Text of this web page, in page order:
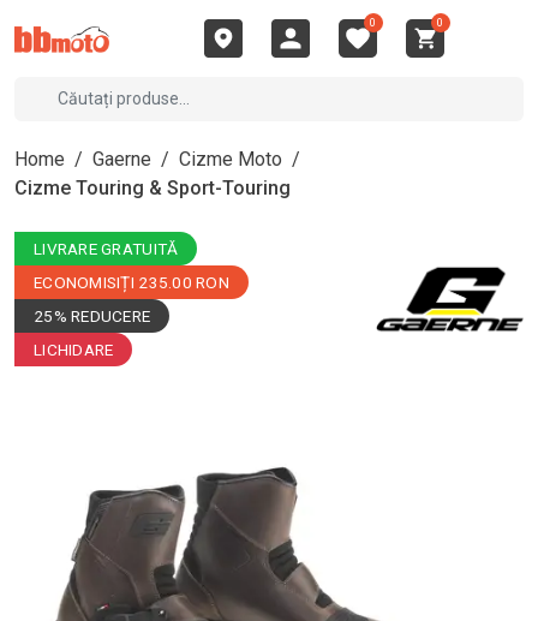
0 0
Home / Gaerne / Cizme Moto /
Cizme Touring & Sport-Touring
LIVRARE GRATUITĂ
ECONOMISIȚI 235.00 RON
25% REDUCERE
LICHIDARE